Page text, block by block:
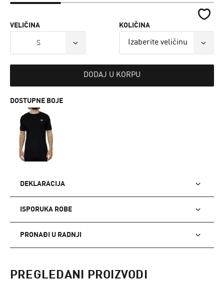
VELIČINA
S
KOLIČINA
DODAJ U KORPU
DOSTUPNE BOJE
DEKLARACIJA
ISPORUKA ROBE
PRONAĐI U RADNJI
PREGLEDANI PROIZVODI